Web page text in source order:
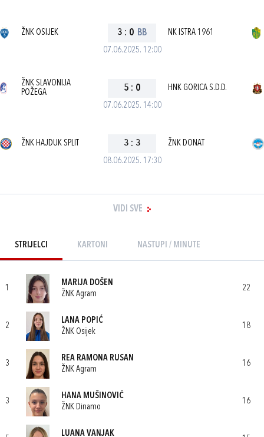
07.06.2025. 12:00
ŽNK OSIJEK 3 : 0 BB NK ISTRA 1961
07.06.2025. 14:00
ŽNK SLAVONIJA
POŽEGA
5 : 0 HNK GORICA S.D.D.
08.06.2025. 17:30
ŽNK HAJDUK SPLIT 3 : 3 ŽNK DONAT
VIDI SVE
STRIJELCI KARTONI NASTUPI / MINUTE
1
MARIJA DOŠEN
ŽNK Agram
22
2
LANA POPIĆ
ŽNK Osijek
18
3
REA RAMONA RUSAN
ŽNK Agram
16
3
HANA MUŠINOVIĆ
ŽNK Dinamo
16
LUANA VANJAK